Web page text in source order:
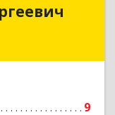
9
г, Фрунзе